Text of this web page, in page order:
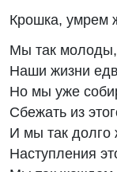
Крошка, умрем
Мы так молоды,
Наши жизни
Но мы уже
Сбежать из
И мы так долго
Наступления